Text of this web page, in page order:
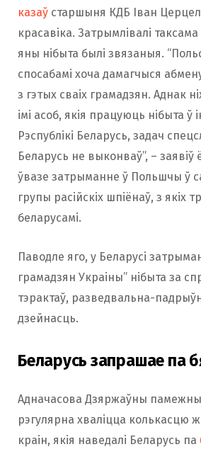
казаў старшыня КДБ Іван
красавіка. Затрымлівалі
яны нібыта былі звязаныя.
спосабамі хоча дамагчыся
з гэтых сваіх грамадзян. Аднак
імі асоб, якія працуюць нібыта ў
Рэспублікі Беларусь, задач
Беларусь не выконваў”, –
ўвазе затрыманне ў Польшчы ў
групы расійскіх шпіёнаў, з якіх
беларусамі.
Паводле яго, у Беларусі
грамадзян Украіны” нібыта за
тэрактаў, разведвальна-
дзейнасць.
Беларусь запрашае па
Адначасова Дзяржаўны памежны
рэгулярна хваліцца колькасцю
краін, якія наведалі Беларусь па